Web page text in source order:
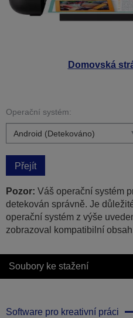
Domovská
Operační systém:
Přejít
Pozor: Váš operační systém
detekován správně. Je
operační systém z výše
zobrazoval kompatibilní
Soubory ke stažení
Software pro kreativní práci